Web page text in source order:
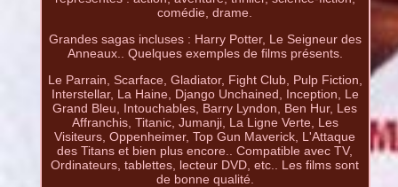
comédie, drame.
Grandes sagas incluses : Harry Potter, Le Seigneur des
Anneaux.. Quelques exemples de films présents.
Le Parrain, Scarface, Gladiator, Fight Club, Pulp Fiction,
Interstellar, La Haine, Django Unchained, Inception, Le
Grand Bleu, Intouchables, Barry Lyndon, Ben Hur, Les
Affranchis, Titanic, Jumanji, La Ligne Verte, Les
Visiteurs, Oppenheimer, Top Gun Maverick, L'Attaque
des Titans et bien plus encore.. Compatible avec TV,
Ordinateurs, tablettes, lecteur DVD, etc.. Les films sont
de bonne qualité.